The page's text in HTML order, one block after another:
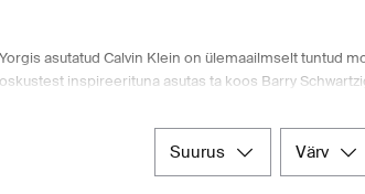
asutatud Calvin Klein on ülemaailmselt tuntud
inspireerituna asutas ta koos Barry
populaarsuse ning nende tootmislitsents läks
disainerist ülemaailmseks moeikooniks annab
aluspesu, kotid ja aksessuaarid, et leiaksid kõik
suurus värv